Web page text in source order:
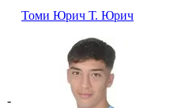
Томи Юрич Т. Юрич
-